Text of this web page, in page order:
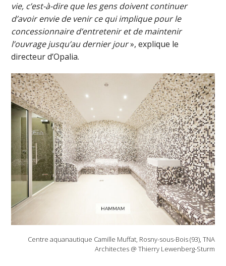
vie, c’est-à-dire que les gens doivent continuer
d’avoir envie de venir ce qui implique pour le
concessionnaire d’entretenir et de maintenir
l’ouvrage jusqu’au dernier jour», explique le
directeur d’Opalia.
Centre aquanautique Camille Muffat, Rosny-sous-Bois (93), TNA
Architectes @ Thierry Lewenberg-Sturm